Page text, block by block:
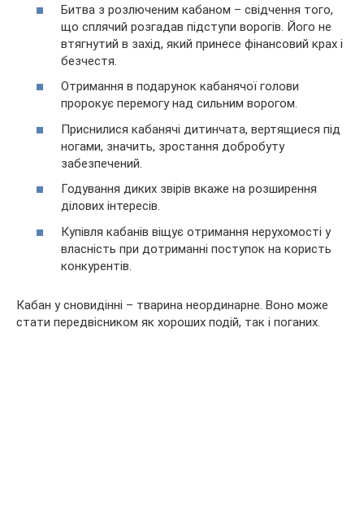
Битва з розлюченим кабаном – свідчення того,
що сплячий розгадав підступи ворогів. Його не
втягнутий в захід, який принесе фінансовий крах і
безчестя.
Отримання в подарунок кабанячої голови
пророкує перемогу над сильним ворогом.
Приснилися кабанячі дитинчата, вертящиеся під
ногами, значить, зростання добробуту
забезпечений.
Годування диких звірів вкаже на розширення
ділових інтересів.
Купівля кабанів віщує отримання нерухомості у
власність при дотриманні поступок на користь
конкурентів.
Кабан у сновидінні – тварина неординарне. Воно може
стати передвісником як хороших подій, так і поганих.